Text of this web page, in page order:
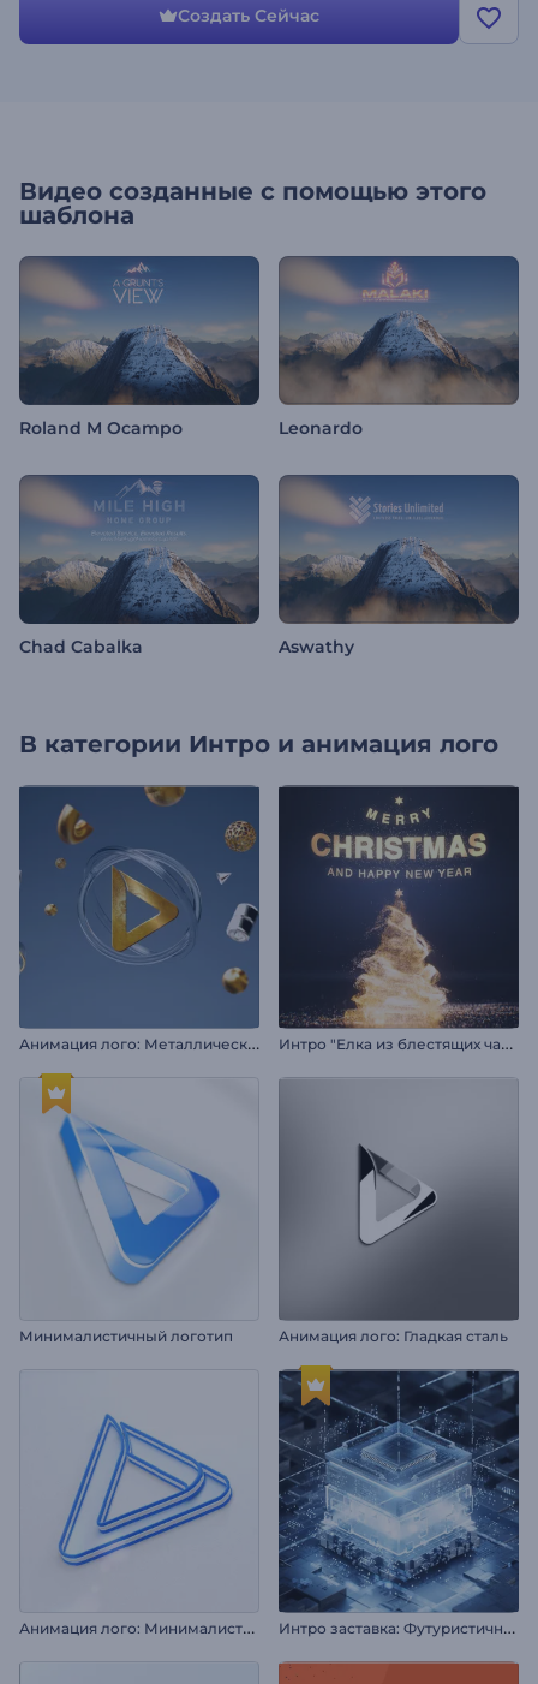
Создать Сейчас
Видео созданные с помощью этого
шаблона
Roland M Ocampo Leonardo
Chad Cabalka Aswathy
В категории Интро и анимация лого
А
нимация лого: Металлические фигуры И
нтро "Елка из блестящих частиц"
Минималистичный логотип Анимация лого: Гладкая сталь
А
нимация лого: Минималистичные слои И
нтро заставка: Футуристичный хай-тек